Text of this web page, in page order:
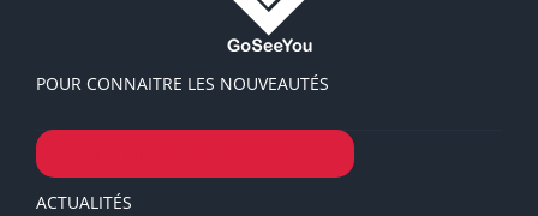
POUR CONNAITRE LES NOUVEAUTÉS
ACTUALITÉS